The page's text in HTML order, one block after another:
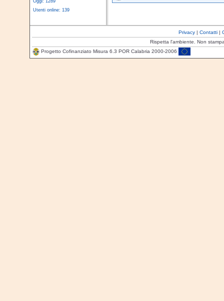
Oggi: 1289
Utenti online: 139
Privacy| Contatti|
Rispetta l'ambiente. Non
Progetto Cofinanziato Misura 6.3 POR Calabria 2000-2006